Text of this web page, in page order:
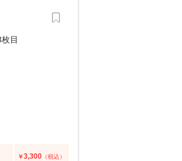
￥3,300 （税込）